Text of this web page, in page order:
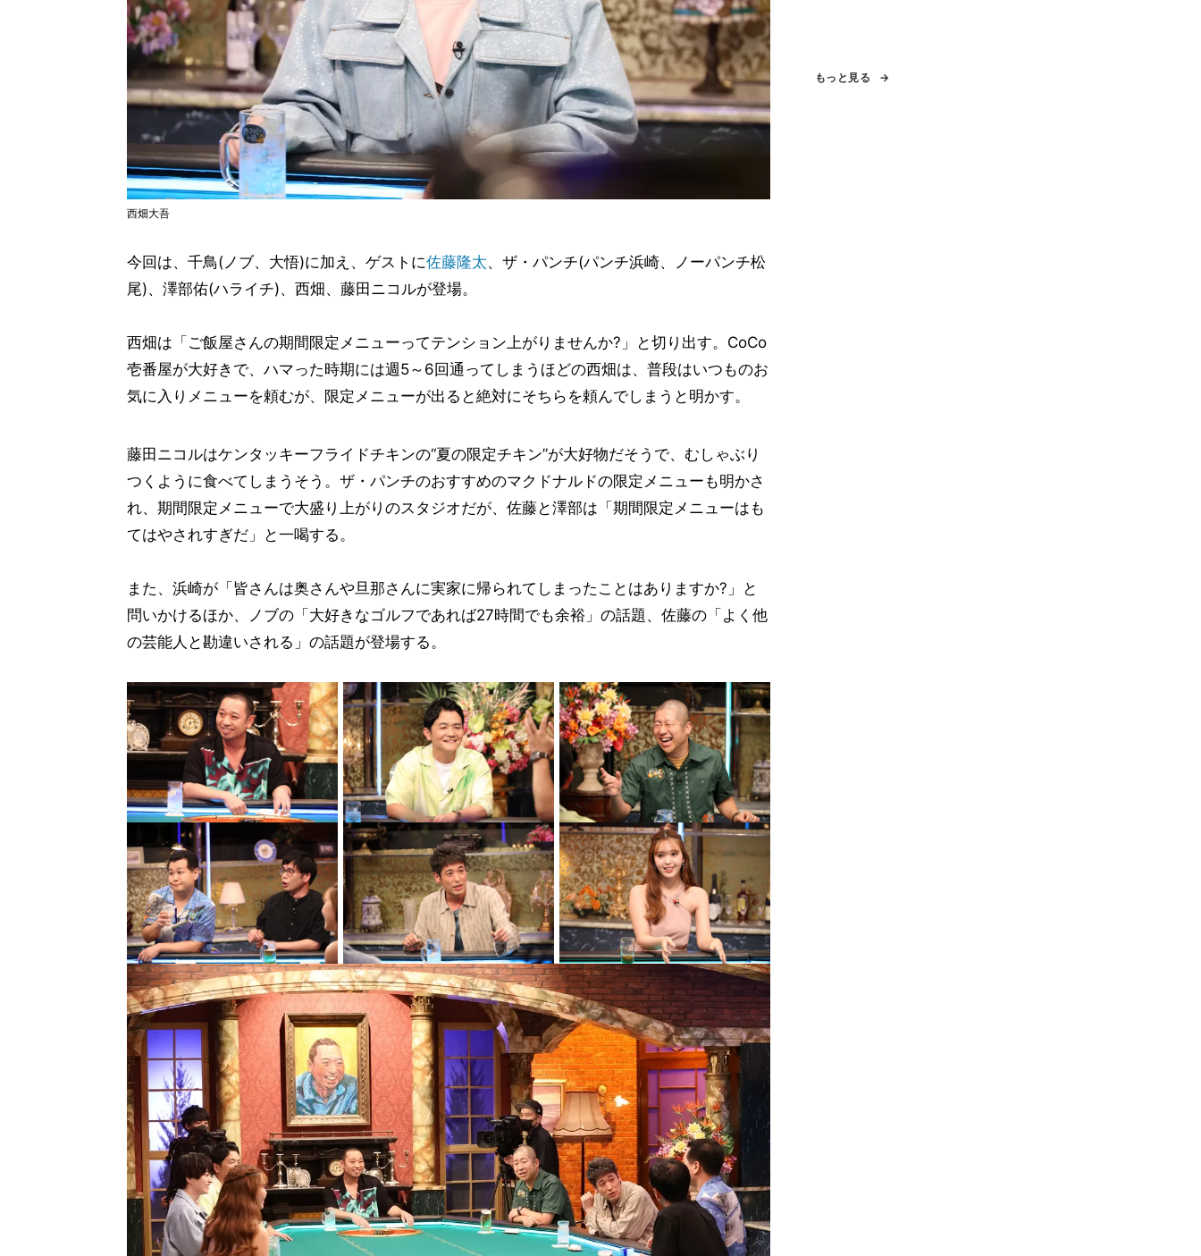
西畑大吾
今回は、千鳥(ノブ、大悟)に加え、ゲストに佐藤隆太、ザ・パンチ(パンチ浜崎、ノーパンチ松
尾)、澤部佑(ハライチ)、西畑、藤田ニコルが登場。
西畑は「ご飯屋さんの期間限定メニューってテンション上がりませんか?」と切り出す。CoCo
壱番屋が大好きで、ハマった時期には週5～6回通ってしまうほどの西畑は、普段はいつものお
気に入りメニューを頼むが、限定メニューが出ると絶対にそちらを頼んでしまうと明かす。
藤田ニコルはケンタッキーフライドチキンの“夏の限定チキン”が大好物だそうで、むしゃぶり
つくように食べてしまうそう。ザ・パンチのおすすめのマクドナルドの限定メニューも明かさ
れ、期間限定メニューで大盛り上がりのスタジオだが、佐藤と澤部は「期間限定メニューはも
てはやされすぎだ」と一喝する。
また、浜崎が「皆さんは奥さんや旦那さんに実家に帰られてしまったことはありますか?」と
問いかけるほか、ノブの「大好きなゴルフであれば27時間でも余裕」の話題、佐藤の「よく他
の芸能人と勘違いされる」の話題が登場する。
もっと見る